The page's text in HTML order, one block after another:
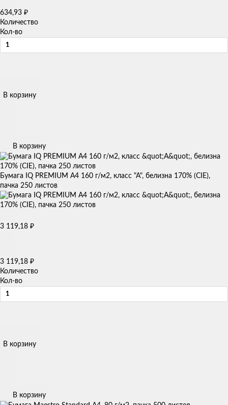
634,93 ₽
Количество
Кол-во
В корзину
В корзину
Бумага IQ PREMIUM А4 160 г/м2, класс "А", белизна 170% (CIE),
пачка 250 листов
3 119,18 ₽
3 119,18 ₽
Количество
Кол-во
В корзину
В корзину